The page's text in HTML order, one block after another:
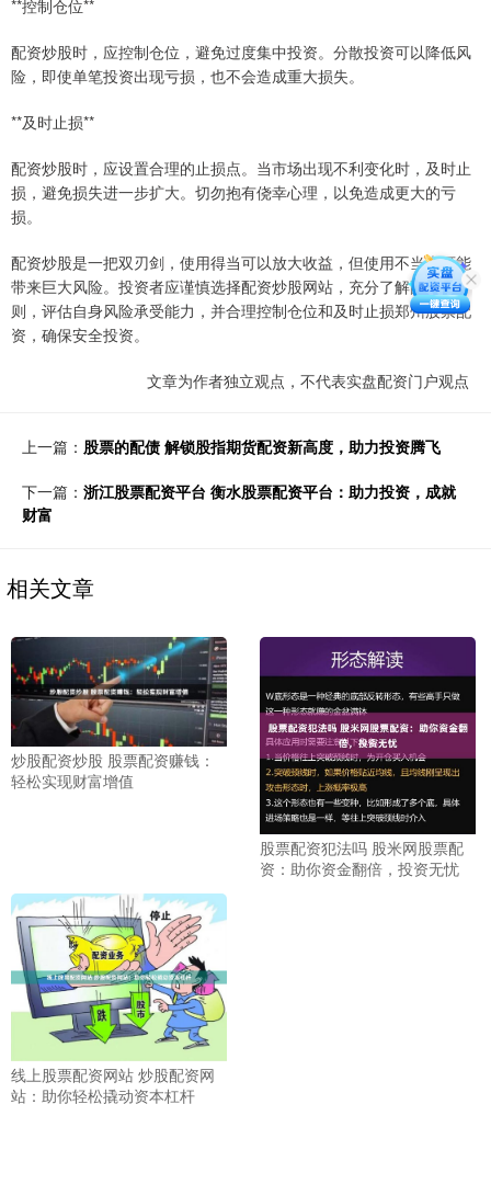
**控制仓位**
配资炒股时，应控制仓位，避免过度集中投资。分散投资可以降低风
险，即使单笔投资出现亏损，也不会造成重大损失。
**及时止损**
配资炒股时，应设置合理的止损点。当市场出现不利变化时，及时止
损，避免损失进一步扩大。切勿抱有侥幸心理，以免造成更大的亏
损。
配资炒股是一把双刃剑，使用得当可以放大收益，但使用不当也可能
带来巨大风险。投资者应谨慎选择配资炒股网站，充分了解配资规
则，评估自身风险承受能力，并合理控制仓位和及时止损郑州股票配
资，确保安全投资。
文章为作者独立观点，不代表实盘配资门户观点
上一篇： 股票的配债 解锁股指期货配资新高度，助力投资腾飞
下一篇： 浙江股票配资平台 衡水股票配资平台：助力投资，成就
财富
相关文章
炒股配资炒股 股票配资赚钱：
轻松实现财富增值
股票配资犯法吗 股米网股票配
资：助你资金翻倍，投资无忧
线上股票配资网站 炒股配资网
站：助你轻松撬动资本杠杆